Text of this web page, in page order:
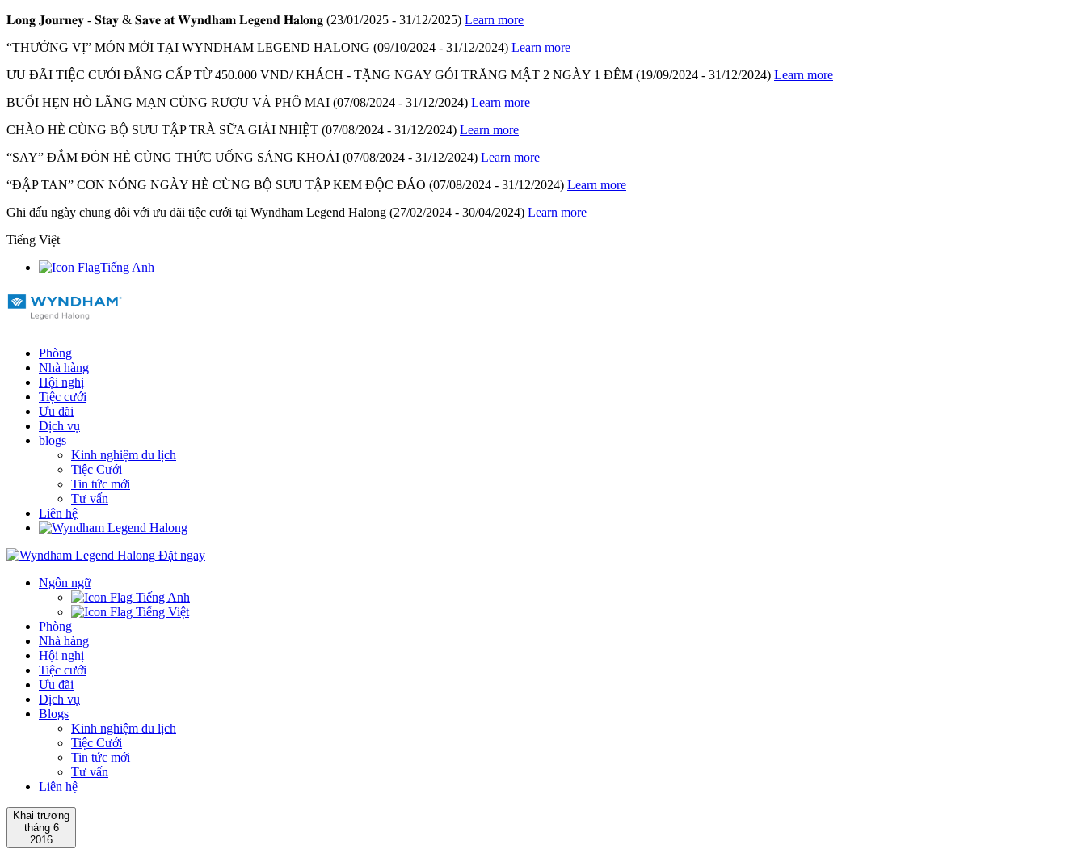
𝐋𝐨𝐧𝐠 𝐉𝐨𝐮𝐫𝐧𝐞𝐲 - 𝐒𝐭𝐚𝐲 & 𝐒𝐚𝐯𝐞 𝐚𝐭 𝐖𝐲𝐧𝐝𝐡𝐚𝐦 𝐋𝐞𝐠𝐞𝐧𝐝 𝐇𝐚𝐥𝐨𝐧𝐠 (23/01/2025 - 31/12/2025) Learn more
“THƯỞNG VỊ” MÓN MỚI TẠI WYNDHAM LEGEND HALONG (09/10/2024 - 31/12/2024) Learn more
ƯU ĐÃI TIỆC CƯỚI ĐẲNG CẤP TỪ 450.000 VND/ KHÁCH - TẶNG NGAY GÓI TRĂNG MẬT 2 NGÀY 1 ĐÊM (19/09/2024 - 31/12/2024) Learn more
BUỔI HẸN HÒ LÃNG MẠN CÙNG RƯỢU VÀ PHÔ MAI (07/08/2024 - 31/12/2024) Learn more
CHÀO HÈ CÙNG BỘ SƯU TẬP TRÀ SỮA GIẢI NHIỆT (07/08/2024 - 31/12/2024) Learn more
“SAY” ĐẮM ĐÓN HÈ CÙNG THỨC UỐNG SẢNG KHOÁI (07/08/2024 - 31/12/2024) Learn more
“ĐẬP TAN” CƠN NÓNG NGÀY HÈ CÙNG BỘ SƯU TẬP KEM ĐỘC ĐÁO (07/08/2024 - 31/12/2024) Learn more
Ghi dấu ngày chung đôi với ưu đãi tiệc cưới tại Wyndham Legend Halong (27/02/2024 - 30/04/2024) Learn more
Tiếng Việt
Tiếng Anh
Phòng
Nhà hàng
Hội nghị
Tiệc cưới
Ưu đãi
Dịch vụ
blogs
Kinh nghiệm du lịch
Tiệc Cưới
Tin tức mới
Tư vấn
Liên hệ
Đặt ngay
Ngôn ngữ
Tiếng Anh
Tiếng Việt
Phòng
Nhà hàng
Hội nghị
Tiệc cưới
Ưu đãi
Dịch vụ
Blogs
Kinh nghiệm du lịch
Tiệc Cưới
Tin tức mới
Tư vấn
Liên hệ
Khai trương
tháng 6
2016